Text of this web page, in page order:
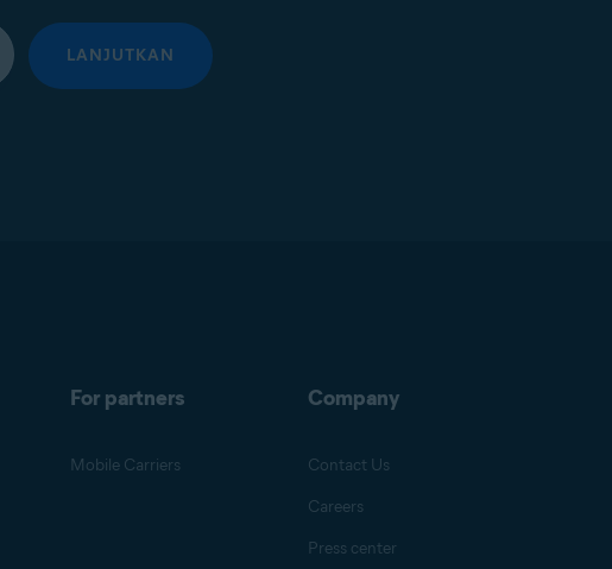
LANJUTKAN
For partners
Mobile Carriers
Company
Contact Us
Careers
Press center